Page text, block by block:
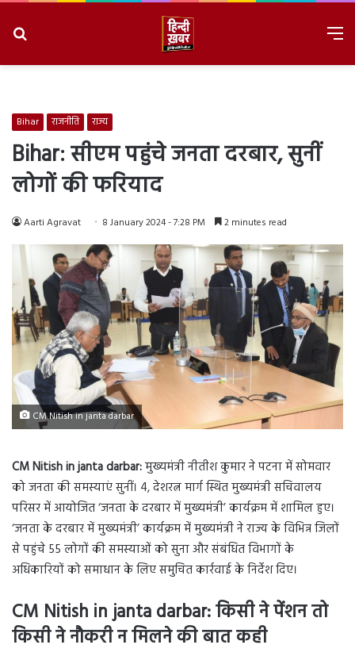
Bihar राजनीति राज्य
Bihar: सीएम पहुंचे जनता दरबार, सुनीं
लोगों की फरियाद
Aarti Agravat 8 January 2024 - 7:28 PM 2 minutes read
CM Nitish in janta darbar
CM Nitish in janta darbar:मुख्यमंत्री नीतीश कुमार ने पटना में सोमवार
को जनता की समस्याएं सुनीं। 4, देशरत्न मार्ग स्थित मुख्यमंत्री सचिवालय
परिसर में आयोजित ‘जनता के दरबार में मुख्यमंत्री’ कार्यक्रम में शामिल हुए।
‘जनता के दरबार में मुख्यमंत्री’ कार्यक्रम में मुख्यमंत्री ने राज्य के विभिन्न जिलों
से पहुंचे 55 लोगों की समस्याओं को सुना और संबंधित विभागों के
अधिकारियों को समाधान के लिए समुचित कार्रवाई के निर्देश दिए।
CM Nitish in janta darbar: किसी ने पेंशन तो
किसी ने नौकरी न मिलने की बात कही